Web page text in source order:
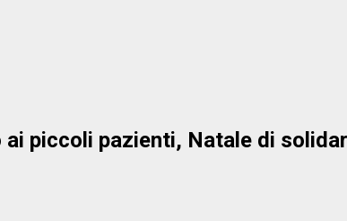
ai piccoli pazienti, Natale di